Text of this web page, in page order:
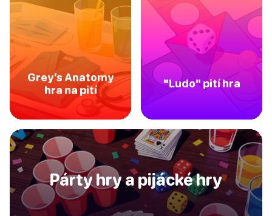
Grey’s Anatomy
hra na pití
"Ludo" pití hra
Párty hry a pijácké hry